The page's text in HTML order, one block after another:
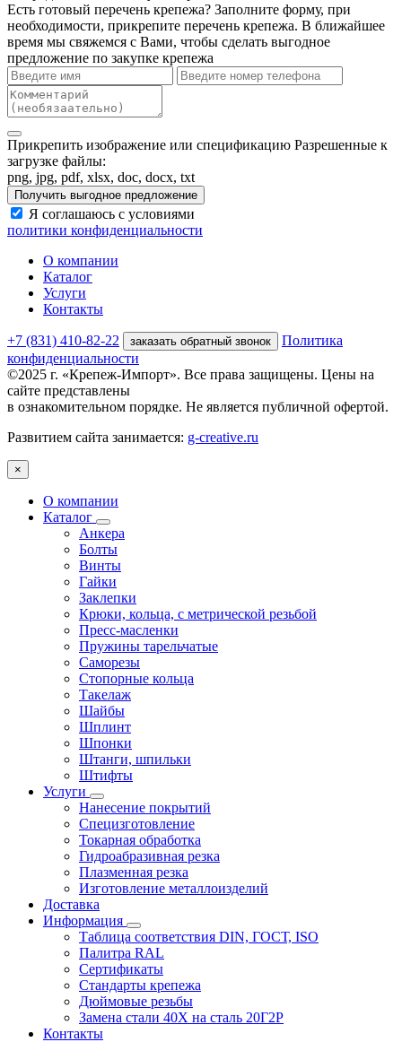
Есть готовый перечень крепежа? Заполните форму, при
необходимости, прикрепите перечень крепежа. В ближайшее
время мы свяжемся с Вами, чтобы сделать выгодное
предложение по закупке крепежа
Прикрепить изображение или спецификацию Разрешенные к
загрузке файлы:
png, jpg, pdf, xlsx, doc, docx, txt
Получить выгодное предложение
Я соглашаюсь с условиями
политики конфиденциальности
О компании
Каталог
Услуги
Контакты
+7 (831) 410-82-22 заказать обратный звонок
Политика
конфиденциальности
©2025 г. «Крепеж-Импорт». Все права защищены. Цены на
сайте представлены
в ознакомительном порядке. Не является публичной офертой.
Развитием сайта занимается: g-creative.ru
×
О компании
Каталог
Анкера
Болты
Винты
Гайки
Заклепки
Крюки, кольца, с метрической резьбой
Пресс-масленки
Пружины тарельчатые
Саморезы
Стопорные кольца
Такелаж
Шайбы
Шплинт
Шпонки
Штанги, шпильки
Штифты
Услуги
Нанесение покрытий
Специзготовление
Токарная обработка
Гидроабразивная резка
Плазменная резка
Изготовление металлоизделий
Доставка
Информация
Таблица соответствия DIN, ГОСТ, ISO
Палитра RAL
Сертификаты
Стандарты крепежа
Дюймовые резьбы
Замена стали 40Х на сталь 20Г2Р
Контакты